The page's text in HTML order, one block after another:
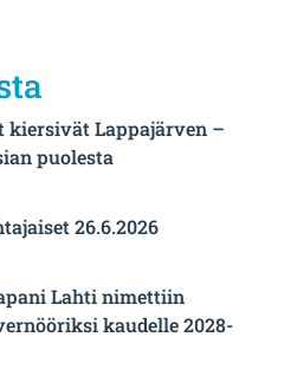
kiersivät Lappajärven –
puolesta
26.6.2026
Lahti nimettiin
kaudelle 2028-